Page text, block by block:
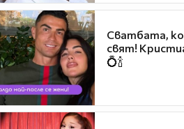
Сватбата,
свят!
💍🍾